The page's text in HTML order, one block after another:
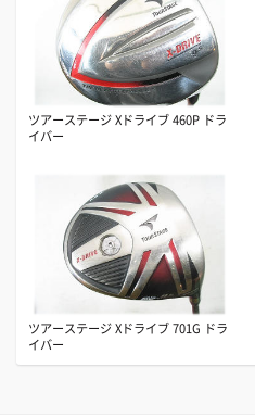
ツアーステージ Xドライブ 460P ドラ
イバー
ツアーステージ Xドライブ 701G ドラ
イバー